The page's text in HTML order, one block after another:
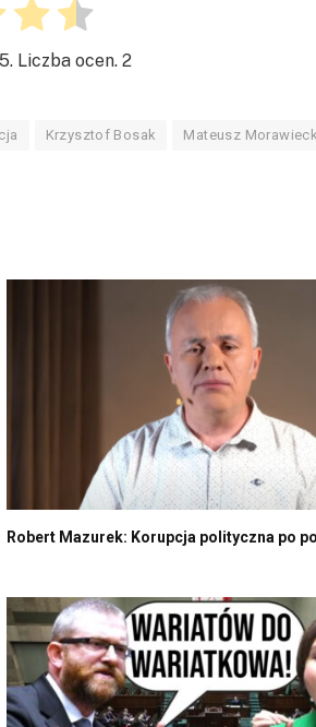
Liczba ocen. 2
Krzysztof Bosak Mateusz
Robert Mazurek: Korupcja polityczna po